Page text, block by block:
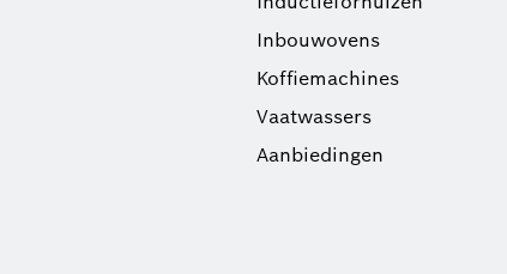
Inbouwovens
Koffiemachines
Vaatwassers
Aanbiedingen